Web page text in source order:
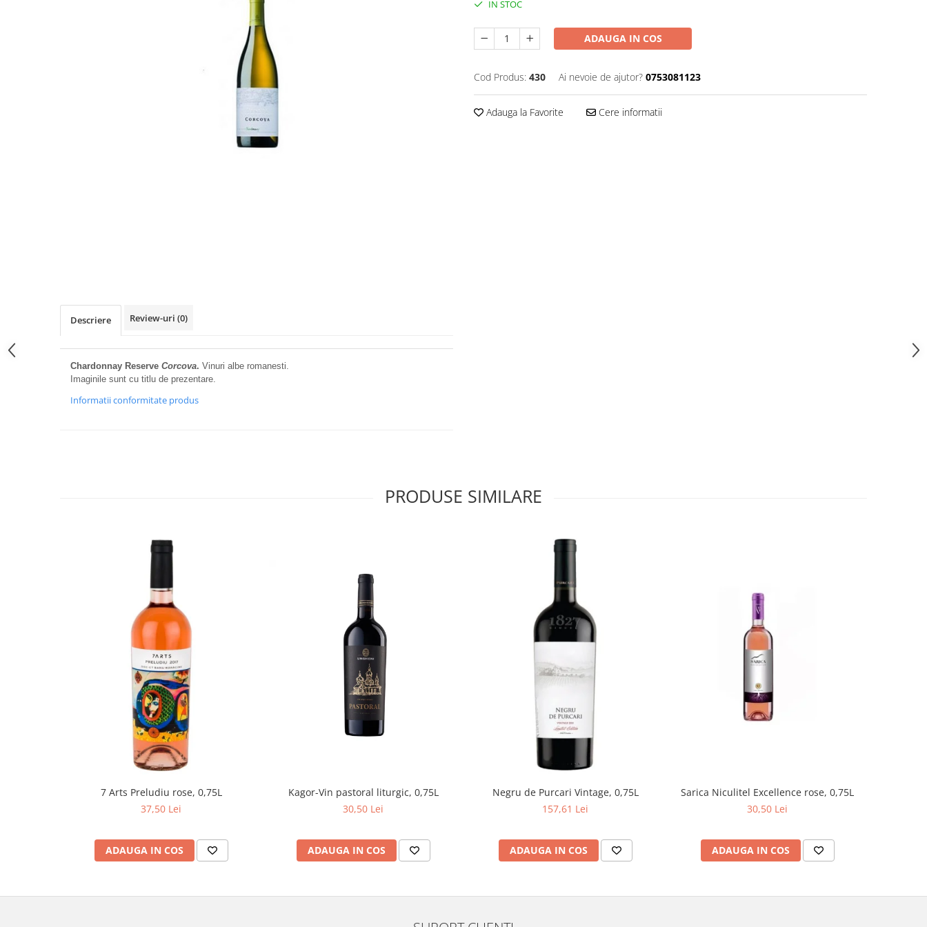
IN STOC
ADAUGA IN COS
Cod Produs: 430 Ai nevoie de ajutor? 0753081123
Adauga la Favorite Cere informatii
Descriere Review-uri (0)
Chardonnay Reserve Corcova. Vinuri albe romanesti.
Imaginile sunt cu titlu de prezentare.
Informatii conformitate produs
PRODUSE SIMILARE
7 Arts Preludiu rose, 0,75L
37,50 Lei
ADAUGA IN COS
Kagor-Vin pastoral liturgic, 0,75L
30,50 Lei
ADAUGA IN COS
Negru de Purcari Vintage, 0,75L
157,61 Lei
ADAUGA IN COS
Sarica Niculitel Excellence rose, 0,75L
30,50 Lei
ADAUGA IN COS